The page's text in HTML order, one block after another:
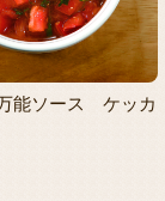
能ソース ケッカ